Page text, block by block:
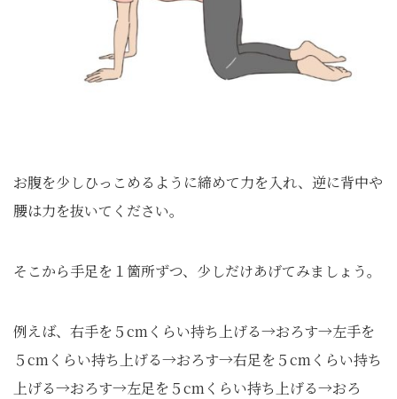
お腹を少しひっこめるように締めて力を入れ、逆に背中や
腰は力を抜いてください。
そこから手足を１箇所ずつ、少しだけあげてみましょう。
例えば、右手を５cmくらい持ち上げる→おろす→左手を
５cmくらい持ち上げる→おろす→右足を５cmくらい持ち
上げる→おろす→左足を５cmくらい持ち上げる→おろ